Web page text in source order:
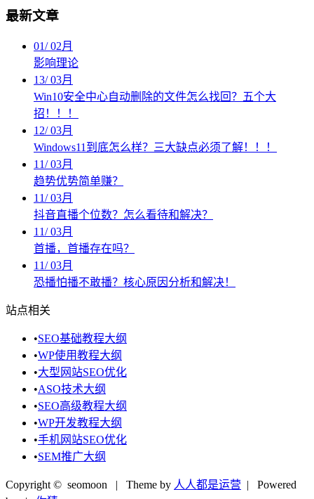
最新文章
01/02月
影响理论
13/03月
Win10安全中心自动删除的文件怎么找回？五个大
招！！！
12/03月
Windows11到底怎么样？三大缺点必须了解！！！
11/03月
趋势优势简单赚？
11/03月
抖音直播个位数？怎么看待和解决？
11/03月
首播，首播存在吗？
11/03月
恐播怕播不敢播？核心原因分析和解决！
站点相关
•SEO基础教程大纲
•WP使用教程大纲
•大型网站SEO优化
•ASO技术大纲
•SEO高级教程大纲
•WP开发教程大纲
•手机网站SEO优化
•SEM推广大纲
Copyright © seomoon | Theme by 人人都是运营 | Powered